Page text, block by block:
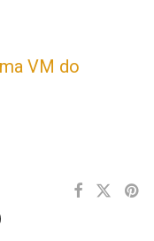
VM do